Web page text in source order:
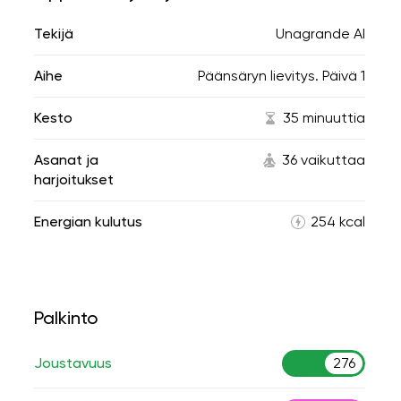
Tekijä Unagrande AI
Aihe Päänsäryn lievitys. Päivä 1
Kesto 35 minuuttia
Asanat ja
harjoitukset
36 vaikuttaa
Energian kulutus 254 kcal
Palkinto
Joustavuus 276